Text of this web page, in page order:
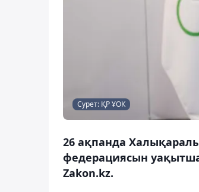
Сурет: ҚР ҰОК
26 ақпанда
федерациясын
Zakon.kz.